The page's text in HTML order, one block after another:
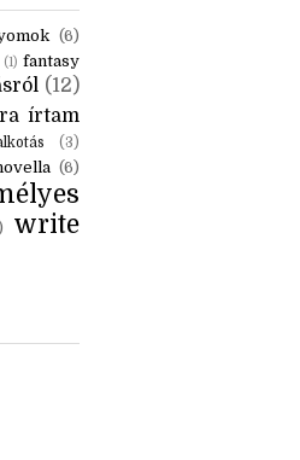
(6)
(1) fantasy
(12)
írtam
(3)
(6)
write